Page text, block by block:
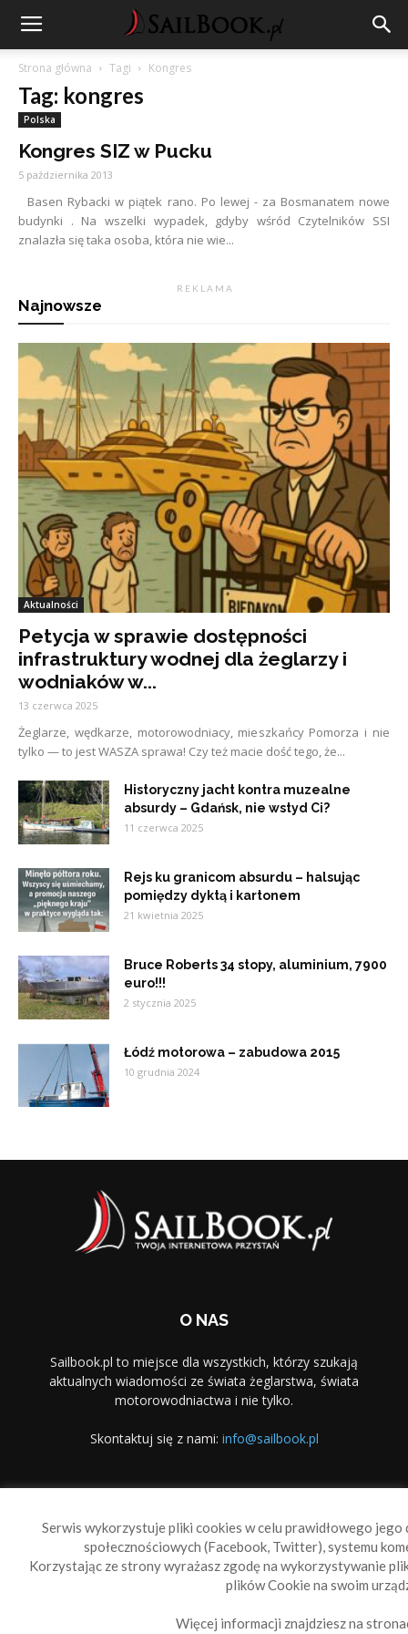
Strona główna Tagi Kongres
Tag: kongres
Polska
Kongres SIZ w Pucku
5 października 2013
Basen Rybacki w piątek rano. Po lewej - za Bosmanatem nowe
budynki . Na wszelki wypadek, gdyby wśród Czytelników SSI
znalazła się taka osoba, która nie wie...
R E K L A M A
Najnowsze
Aktualności
Petycja w sprawie dostępności
infrastruktury wodnej dla żeglarzy i
wodniaków w...
13 czerwca 2025
Żeglarze, wędkarze, motorowodniacy, mieszkańcy Pomorza i nie
tylko — to jest WASZA sprawa! Czy też macie dość tego, że...
Historyczny jacht kontra muzealne
absurdy – Gdańsk, nie wstyd Ci?
11 czerwca 2025
Rejs ku granicom absurdu – halsując
pomiędzy dyktą i kartonem
21 kwietnia 2025
Bruce Roberts 34 stopy, aluminium, 7900
euro!!!
2 stycznia 2025
Łódź motorowa – zabudowa 2015
10 grudnia 2024
O NAS
Sailbook.pl to miejsce dla wszystkich, którzy szukają
aktualnych wiadomości ze świata żeglarstwa, świata
motorowodniactwa i nie tylko.
Skontaktuj się z nami: info@sailbook.pl
Reklama Polityka prywatności
Serwis wykorzystuje pliki cookies w celu prawidłowego
społecznościowych (Facebook, Twitter), systemu
Korzystając ze strony wyrażasz zgodę na wykorzystywanie
plików Cookie na swoim
Więcej informacji znajdziesz na